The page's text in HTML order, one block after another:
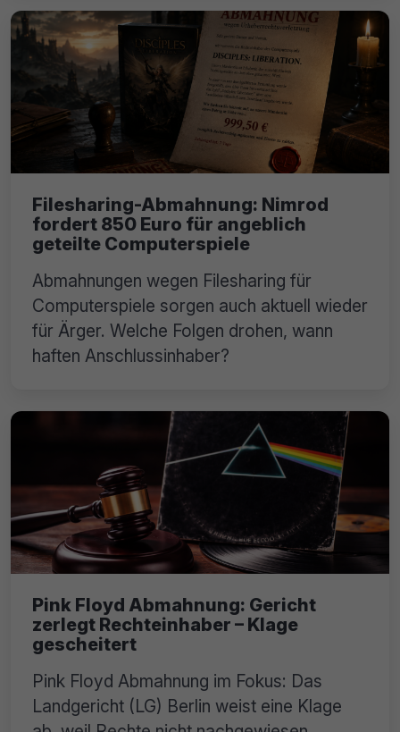
Filesharing-Abmahnung: Nimrod
fordert 850 Euro für angeblich
geteilte Computerspiele
Abmahnungen wegen Filesharing für
Computerspiele sorgen auch aktuell wieder
für Ärger. Welche Folgen drohen, wann
haften Anschlussinhaber?
Pink Floyd Abmahnung: Gericht
zerlegt Rechteinhaber – Klage
gescheitert
Pink Floyd Abmahnung im Fokus: Das
Landgericht (LG) Berlin weist eine Klage